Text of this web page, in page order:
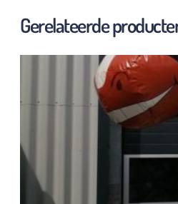
Gerelateerde